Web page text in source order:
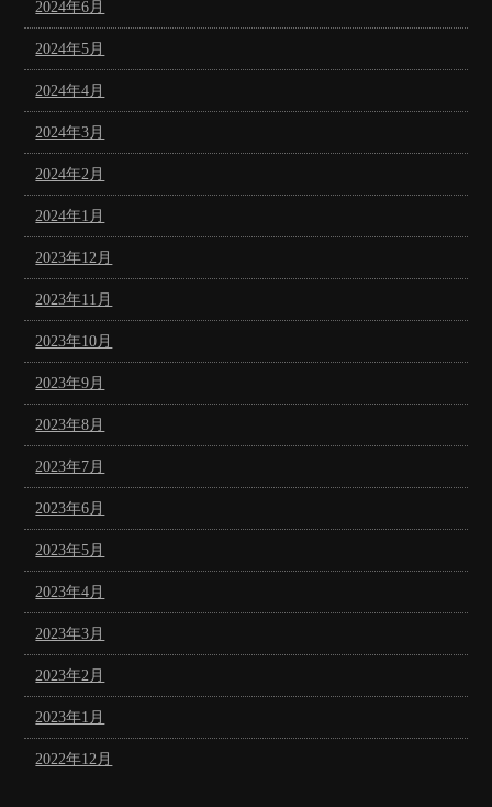
2024年6月
2024年5月
2024年4月
2024年3月
2024年2月
2024年1月
2023年12月
2023年11月
2023年10月
2023年9月
2023年8月
2023年7月
2023年6月
2023年5月
2023年4月
2023年3月
2023年2月
2023年1月
2022年12月